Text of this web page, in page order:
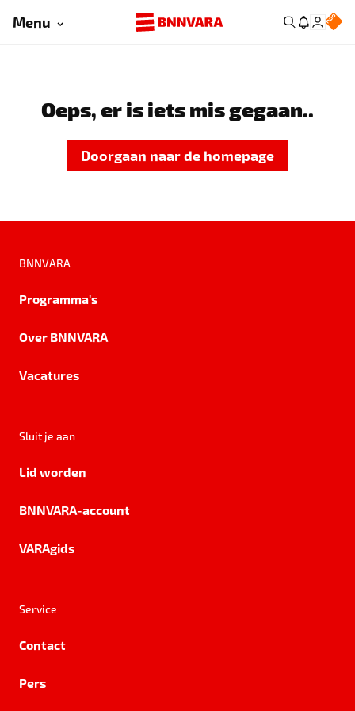
Menu
Oeps, er is iets mis gegaan..
Doorgaan naar de homepage
BNNVARA
Programma's
Over BNNVARA
Vacatures
Sluit je aan
Lid worden
BNNVARA-account
VARAgids
Service
Contact
Pers